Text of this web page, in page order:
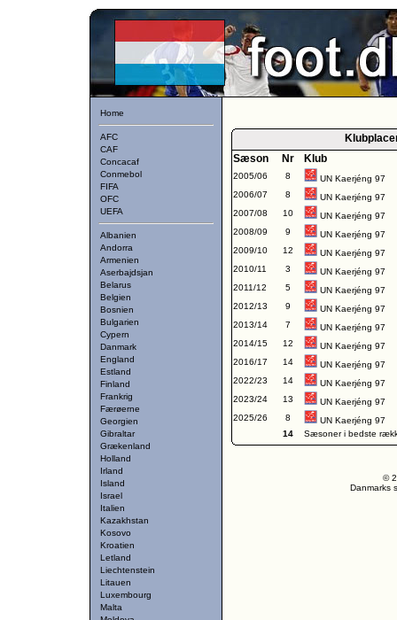
Home
AFC
CAF
Concacaf
Conmebol
FIFA
OFC
UEFA
Albanien
Andorra
Armenien
Aserbajdsjan
Belarus
Belgien
Bosnien
Bulgarien
Cypern
Danmark
England
Estland
Finland
Frankrig
Færøerne
Georgien
Gibraltar
Grækenland
Holland
Irland
Island
Israel
Italien
Kazakhstan
Kosovo
Kroatien
Letland
Liechtenstein
Litauen
Luxembourg
Malta
Sæson
Nr Klub
2005/06 8
UN Kaerjéng 97
2006/07
8
UN Kaerjéng 97
2007/08
10
UN Kaerjéng 97
2008/09
9
UN Kaerjéng 97
2009/10
12
UN Kaerjéng 97
2010/11
3
UN Kaerjéng 97
2011/12
5
UN Kaerjéng 97
2012/13
9
UN Kaerjéng 97
2013/14
7
UN Kaerjéng 97
2014/15
12
UN Kaerjéng 97
2016/17
14
UN Kaerjéng 97
2022/23
14
UN Kaerjéng 97
2023/24
13
UN Kaerjéng 97
2025/26
8
UN Kaerjéng 97
14
Sæsoner i bedste
©
Danmarks